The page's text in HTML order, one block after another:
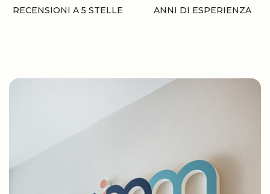
RECENSIONI A 5 STELLE ANNI DI ESPERIENZA